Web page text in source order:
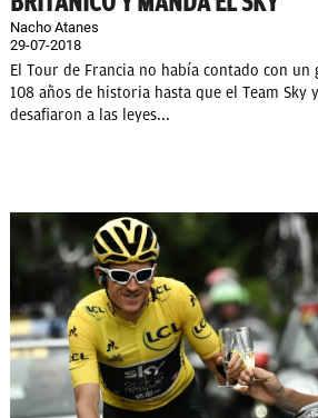
Nacho Atanes
29-07-2018
El Tour de Francia no había contado con
108 años de historia hasta que el Team Sky
desafiaron a las leyes...